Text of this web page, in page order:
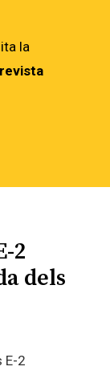
la
2
dels
E-2